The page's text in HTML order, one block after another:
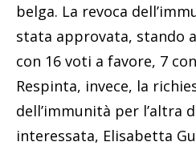
belga. La revoca
stata approvata, stando
con 16 voti a favore, 7
Respinta, invece, la
dell’immunità per l’altra
interessata, Elisabetta